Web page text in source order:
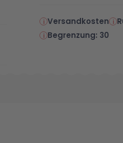
Versandkosten
Begrenzung: 30